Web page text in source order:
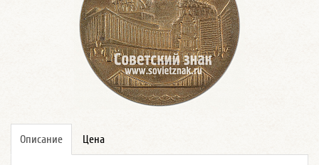
Описание Цена